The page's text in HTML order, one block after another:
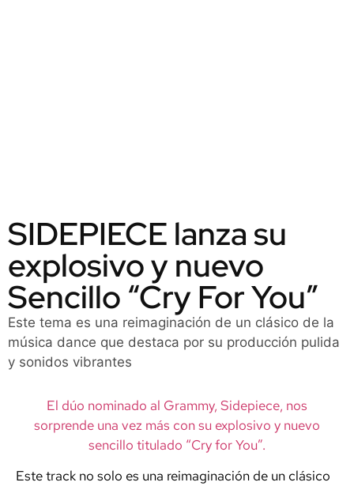
SIDEPIECE lanza su
explosivo y nuevo
Sencillo “Cry For You”
Este tema es una reimaginación de un clásico de la
música dance que destaca por su producción pulida
y sonidos vibrantes
El dúo nominado al Grammy, Sidepiece, nos
sorprende una vez más con su explosivo y nuevo
sencillo titulado “Cry for You”.
Este track no solo es una reimaginación de un clásico